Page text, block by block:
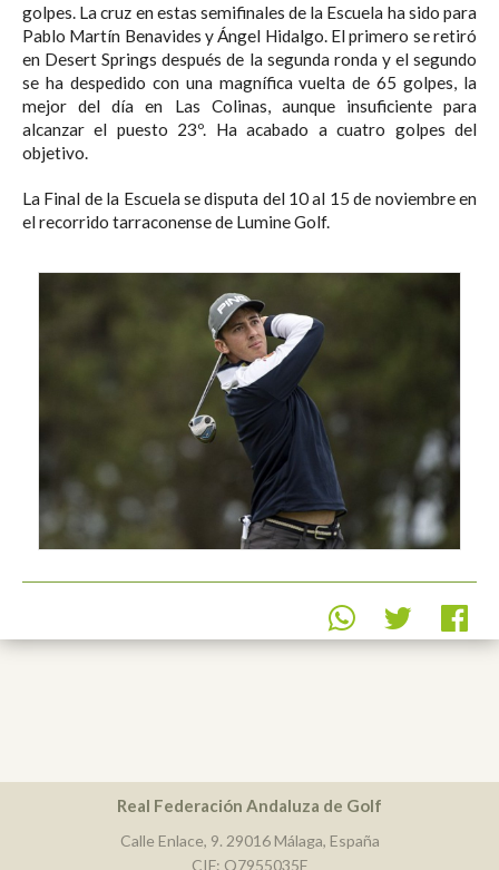
golpes. La cruz en estas semifinales de la Escuela ha sido para
Pablo Martín Benavides y Ángel Hidalgo. El primero se retiró
en Desert Springs después de la segunda ronda y el segundo
se ha despedido con una magnífica vuelta de 65 golpes, la
mejor del día en Las Colinas, aunque insuficiente para
alcanzar el puesto 23º. Ha acabado a cuatro golpes del
objetivo.
La Final de la Escuela se disputa del 10 al 15 de noviembre en
el recorrido tarraconense de Lumine Golf.
Real Federación Andaluza de Golf
Calle Enlace, 9. 29016 Málaga, España
CIF: Q7955035F